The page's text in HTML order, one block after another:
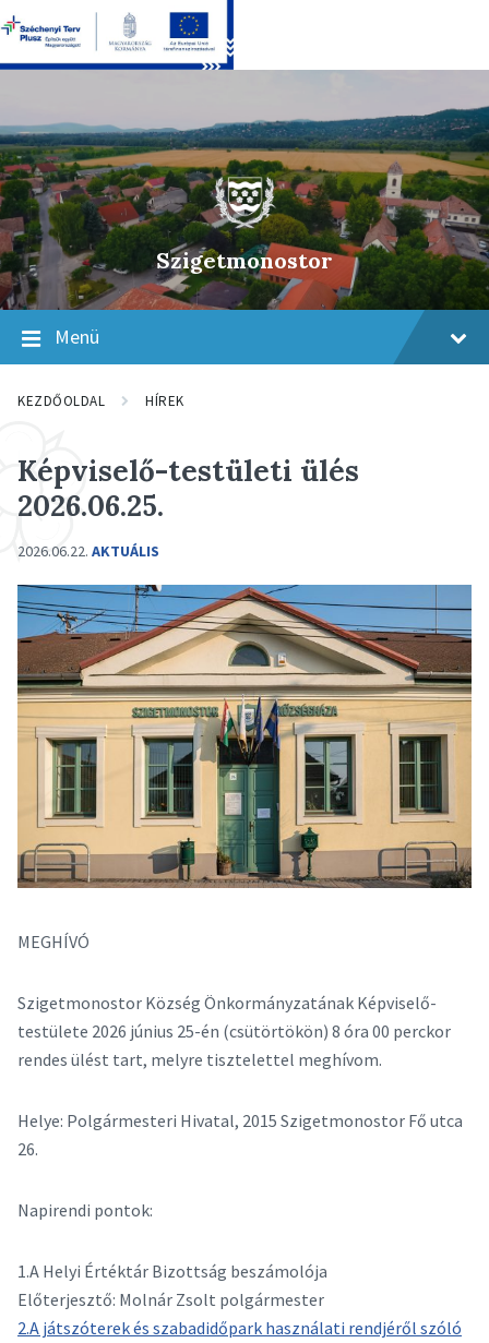
content
main
navigation
footer
Szigetmonostor
Menü
KEZDŐOLDAL HÍREK
Képviselő-testületi ülés
2026.06.25.
2026.06.22. AKTUÁLIS
MEGHÍVÓ
Szigetmonostor Község Önkormányzatának Képviselő-
testülete 2026 június 25-én (csütörtökön) 8 óra 00 perckor
rendes ülést tart, melyre tisztelettel meghívom.
Helye: Polgármesteri Hivatal, 2015 Szigetmonostor Fő utca
26.
Napirendi pontok:
1.A Helyi Értéktár Bizottság beszámolója
Előterjesztő: Molnár Zsolt polgármester
2.A játszóterek és szabadidőpark használati rendjéről szóló